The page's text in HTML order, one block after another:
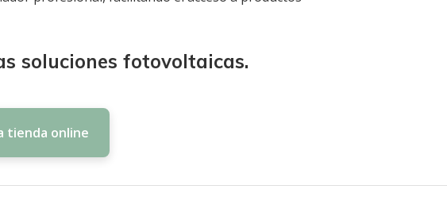
soluciones fotovoltaicas.
tienda online